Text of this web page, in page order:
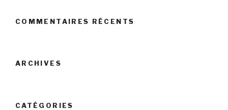
COMMENTAIRES RÉCENTS
ARCHIVES
CATÉGORIES